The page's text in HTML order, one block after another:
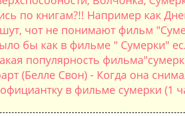
по книгам?!! Например как
чот не понимают фильм
бы как в фильме " Сумерки"
популярность
(Белле Свон) - Когда она
в фильме сумерки (1